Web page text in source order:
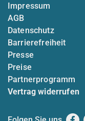
Impressum
AGB
Datenschutz
Barrierefreiheit
Presse
Preise
Partnerprogramm
Vertrag widerrufen